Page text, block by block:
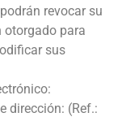
revocar su
otorgado para
sus
dirección: (Ref.: